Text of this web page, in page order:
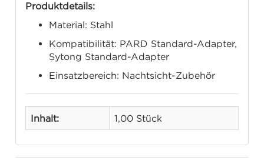
Produktdetails:
Material: Stahl
Kompatibilität: PARD Standard-Adapter,
Sytong Standard-Adapter
Einsatzbereich: Nachtsicht-Zubehör
Inhalt: 1,00 Stück